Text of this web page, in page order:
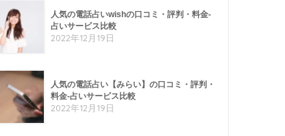
人気の電話占いwishの口コミ・評判・料金-
占いサービス比較
2022年12月19日
人気の電話占い【みらい】の口コミ・評判・
料金-占いサービス比較
2022年12月19日